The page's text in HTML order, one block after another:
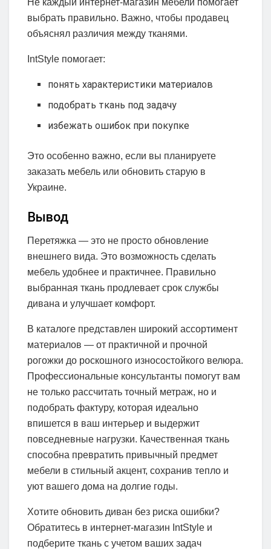
выбрать правильно. Важно, чтобы продавец
объяснял различия между тканями.
IntStyle помогает:
понять характеристики материалов
подобрать ткань под задачу
избежать ошибок при покупке
Это особенно важно, если вы планируете
заказать мебель или обновить старую в
Украине.
Вывод
Перетяжка — это не просто обновление
внешнего вида. Это возможность сделать
мебель удобнее и практичнее. Правильно
выбранная ткань продлевает срок службы
дивана и улучшает комфорт.
В каталоге представлен широкий ассортимент
материалов — от практичной и прочной
рогожки до роскошного износостойкого велюра.
Профессиональные консультанты помогут вам
не только рассчитать точный метраж, но и
подобрать фактуру, которая идеально
впишется в ваш интерьер и выдержит
повседневные нагрузки. Качественная ткань
способна превратить привычный предмет
мебели в стильный акцент, сохранив тепло и
уют вашего дома на долгие годы.
Хотите обновить диван без риска ошибки?
Обратитесь в интернет-магазин IntStyle и
подберите ткань с учетом ваших задач